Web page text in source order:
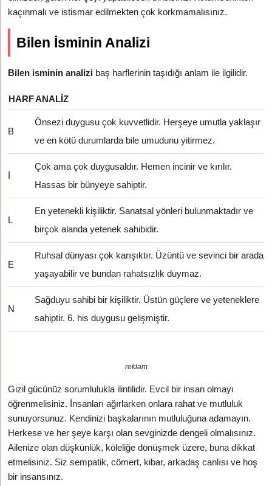
kaçınmalı ve istismar edilmekten çok korkmamalısınız.
Bilen İsminin Analizi
Bilen isminin analizi baş harflerinin taşıdığı anlam ile ilgilidir.
HARFANALIZ
B
Önsezi duygusu çok kuvvetlidir. Herşeye umutla yaklaşır
ve en kötü durumlarda bile umudunu yitirmez.
İ
Çok ama çok duygusaldır. Hemen incinir ve kırılır.
Hassas bir bünyeye sahiptir.
L
En yetenekli kişiliktir. Sanatsal yönleri bulunmaktadır ve
birçok alanda yetenek sahibidir.
E
Ruhsal dünyası çok karışıktır. Üzüntü ve sevinci bir arada
yaşayabilir ve bundan rahatsızlık duymaz.
N
Sağduyu sahibi bir kişiliktir. Üstün güçlere ve yeteneklere
sahiptir. 6. his duygusu gelişmiştir.
reklam
Gizil gücünüz sorumlulukla ilintilidir. Evcil bir insan olmayı
öğrenmelisiniz. İnsanları ağırlarken onlara rahat ve mutluluk
sunuyorsunuz. Kendinizi başkalarının mutluluğuna adamayın.
Herkese ve her şeye karşı olan sevginizde dengeli olmalısınız.
Ailenize olan düşkünlük, köleliğe dönüşmek üzere, buna dikkat
etmelisiniz. Siz sempatik, cömert, kibar, arkadaş canlısı ve hoş
bir insansınız.